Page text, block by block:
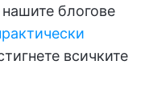
блогове
всичките